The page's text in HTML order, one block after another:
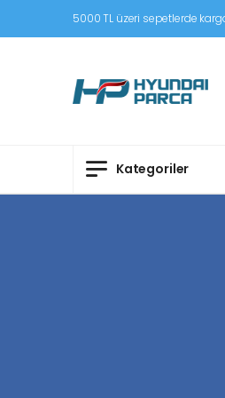
5000 TL üzeri sepetlerde
Kategoriler